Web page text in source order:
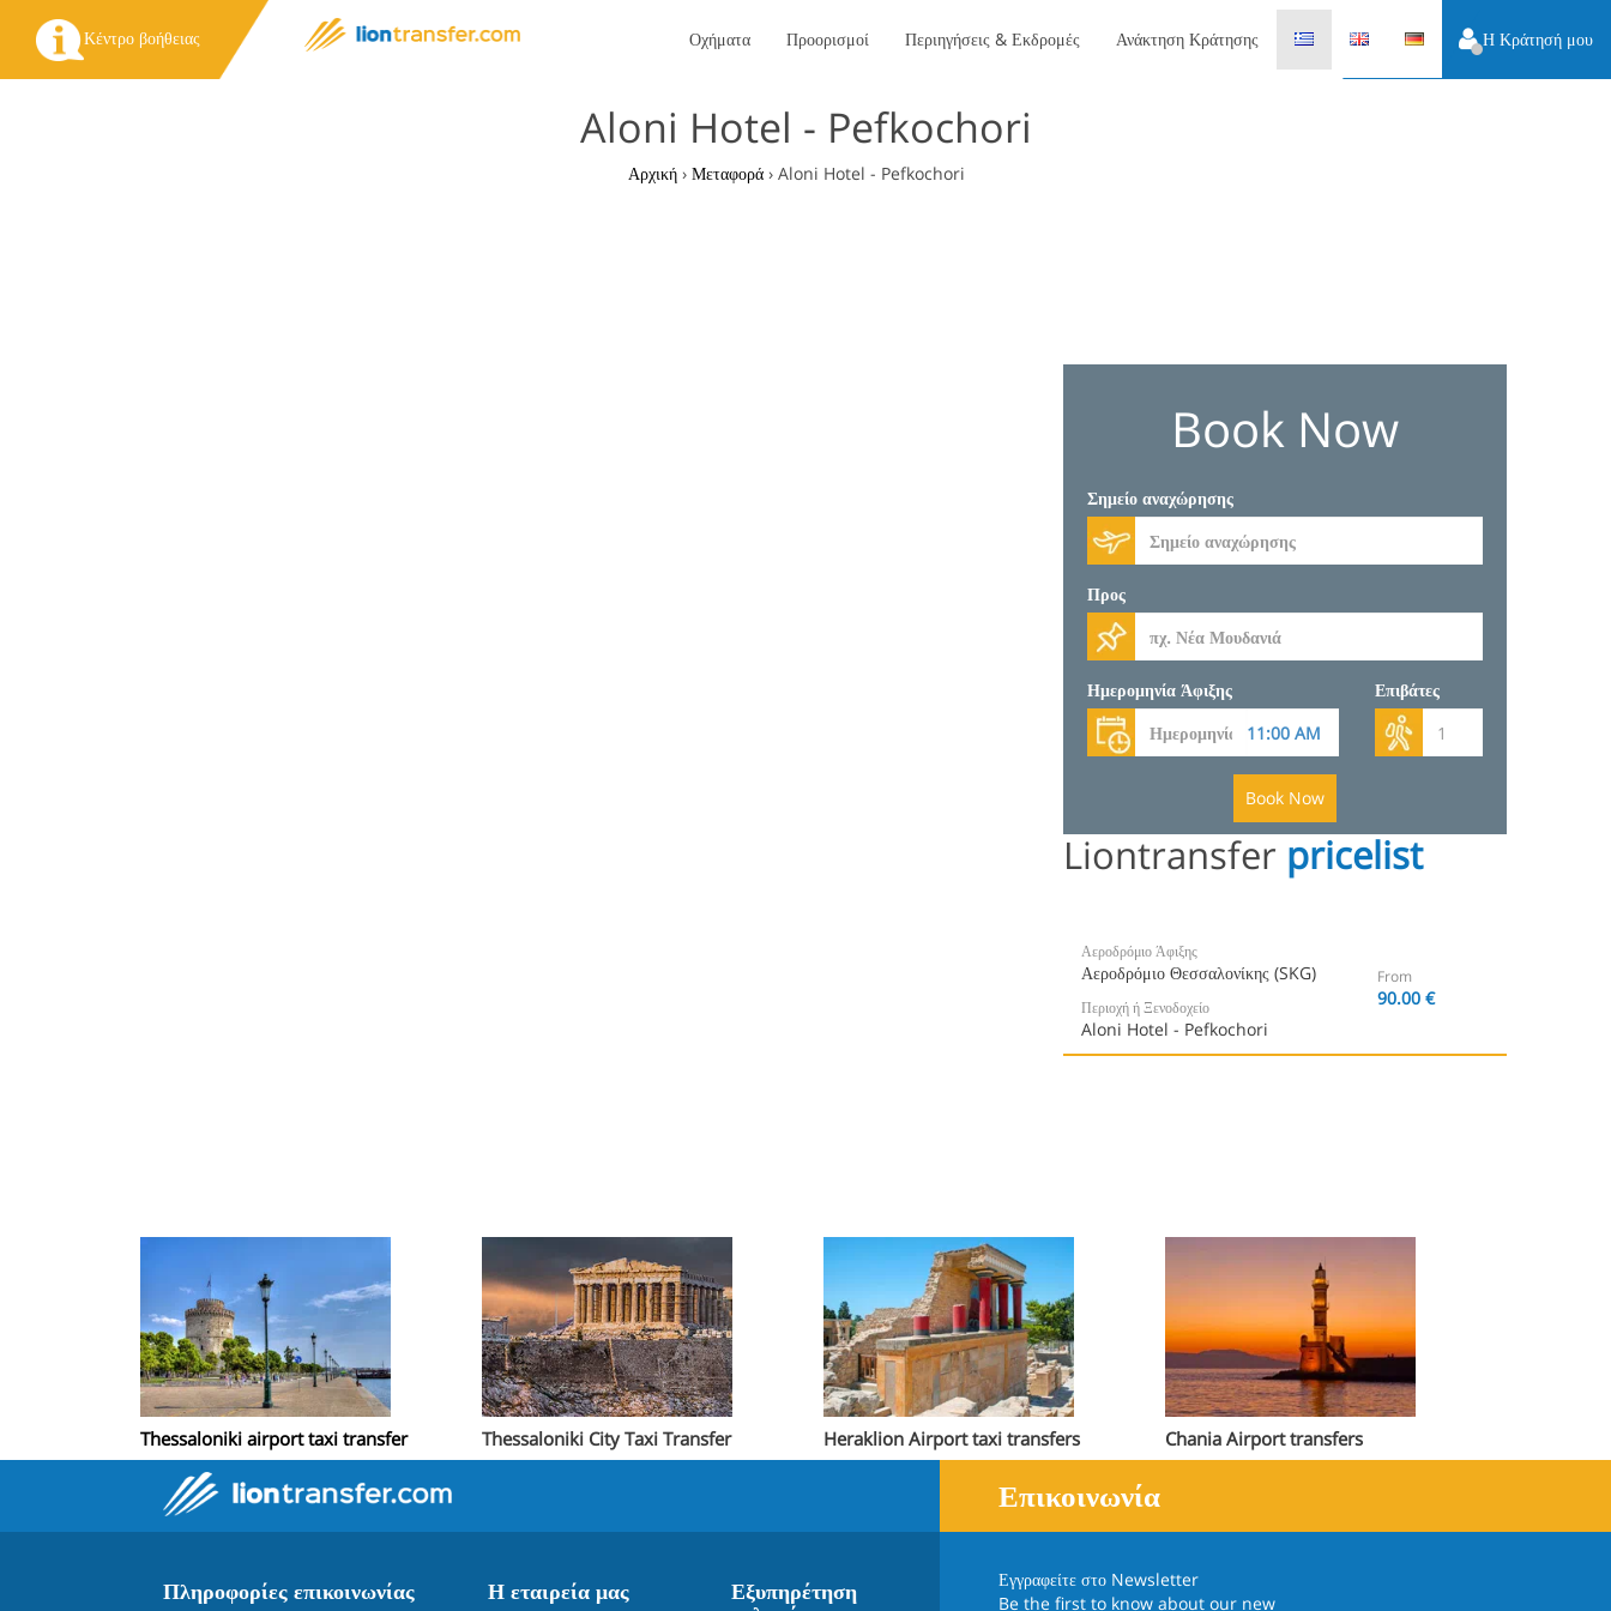
Κέντρο βοήθειας Οχήματα Προορισμοί Περιηγήσεις & Εκδρομές Ανάκτηση Κράτησης Η Κράτησή μου
Aloni Hotel - Pefkochori
Αρχική › Μεταφορά › Aloni Hotel - Pefkochori
Book Now
Σημείο αναχώρησης
Προς
Ημερομηνία Άφιξης Επιβάτες
Book Now
Liontransfer pricelist
Αεροδρόμιο Άφιξης
Αεροδρόμιο Θεσσαλονίκης (SKG)
Περιοχή ή Ξενοδοχείο
Aloni Hotel - Pefkochori
From
90.00 €
Thessaloniki airport taxi transfer Thessaloniki City Taxi Transfer Heraklion Airport taxi transfers Chania Airport transfers
Επικοινωνία
Πληροφορίες επικοινωνίας Η εταιρεία μας Εξυπηρέτηση Εγγραφείτε στο Newsletter
Be the first to know about our new